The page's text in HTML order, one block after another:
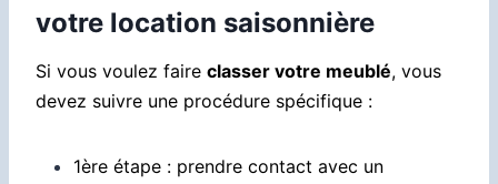
votre location saisonnière
Si vous voulez faire classer votre meublé, vous
devez suivre une procédure spécifique :
1ère étape : prendre contact avec un